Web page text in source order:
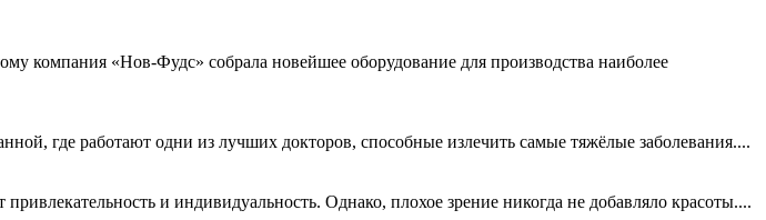
компания «Нов-Фудс» собрала новейшее оборудование для производства наиболее
где работают одни из лучших докторов, способные излечить самые тяжёлые заболевания....
и индивидуальность. Однако, плохое зрение никогда не добавляло красоты....